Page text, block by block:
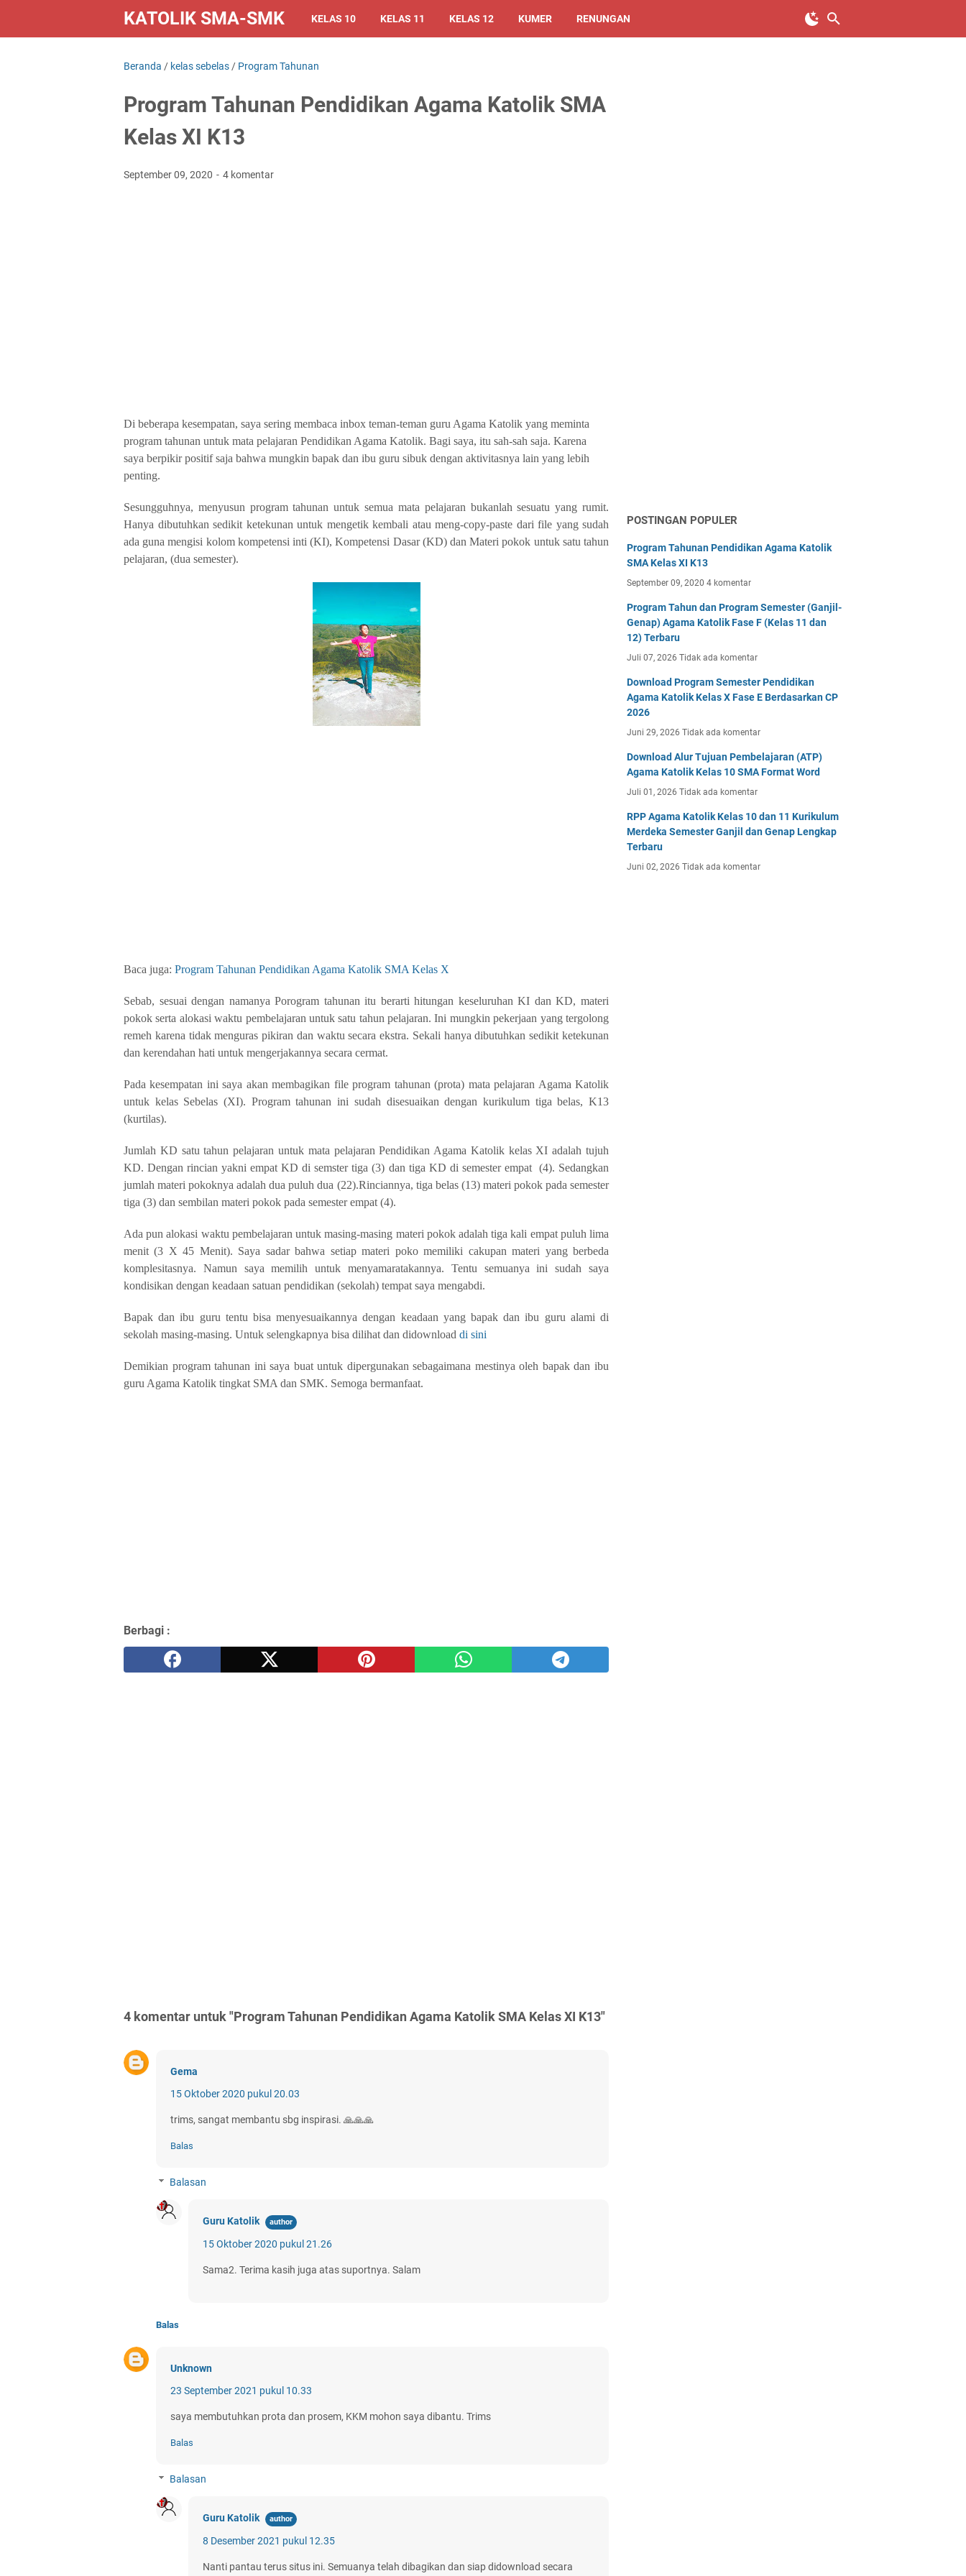
KATOLIK SMA-SMK KELAS 10 KELAS 11 KELAS 12 KUMER RENUNGAN
Beranda / kelas sebelas / Program Tahunan
Program Tahunan Pendidikan Agama Katolik SMA
Kelas XI K13
September 09, 2020 4 komentar
Di beberapa kesempatan, saya sering membaca inbox teman-teman guru Agama Katolik yang meminta
program tahunan untuk mata pelajaran Pendidikan Agama Katolik. Bagi saya, itu sah-sah saja. Karena
saya berpikir positif saja bahwa mungkin bapak dan ibu guru sibuk dengan aktivitasnya lain yang lebih
penting.
Sesungguhnya, menyusun program tahunan untuk semua mata pelajaran bukanlah sesuatu yang rumit.
Hanya dibutuhkan sedikit ketekunan untuk mengetik kembali atau meng-copy-paste dari file yang sudah
ada guna mengisi kolom kompetensi inti (KI), Kompetensi Dasar (KD) dan Materi pokok untuk satu tahun
pelajaran, (dua semester).
Baca juga: Program Tahunan Pendidikan Agama Katolik SMA Kelas X
Sebab, sesuai dengan namanya Porogram tahunan itu berarti hitungan keseluruhan KI dan KD, materi
pokok serta alokasi waktu pembelajaran untuk satu tahun pelajaran. Ini mungkin pekerjaan yang tergolong
remeh karena tidak menguras pikiran dan waktu secara ekstra. Sekali hanya dibutuhkan sedikit ketekunan
dan kerendahan hati untuk mengerjakannya secara cermat.
Pada kesempatan ini saya akan membagikan file program tahunan (prota) mata pelajaran Agama Katolik
untuk kelas Sebelas (XI). Program tahunan ini sudah disesuaikan dengan kurikulum tiga belas, K13
(kurtilas).
Jumlah KD satu tahun pelajaran untuk mata pelajaran Pendidikan Agama Katolik kelas XI adalah tujuh
KD. Dengan rincian yakni empat KD di semster tiga (3) dan tiga KD di semester empat (4). Sedangkan
jumlah materi pokoknya adalah dua puluh dua (22).Rinciannya, tiga belas (13) materi pokok pada semester
tiga (3) dan sembilan materi pokok pada semester empat (4).
Ada pun alokasi waktu pembelajaran untuk masing-masing materi pokok adalah tiga kali empat puluh lima
menit (3 X 45 Menit). Saya sadar bahwa setiap materi poko memiliki cakupan materi yang berbeda
komplesitasnya. Namun saya memilih untuk menyamaratakannya. Tentu semuanya ini sudah saya
kondisikan dengan keadaan satuan pendidikan (sekolah) tempat saya mengabdi.
Bapak dan ibu guru tentu bisa menyesuaikannya dengan keadaan yang bapak dan ibu guru alami di
sekolah masing-masing. Untuk selengkapnya bisa dilihat dan didownload di sini
Demikian program tahunan ini saya buat untuk dipergunakan sebagaimana mestinya oleh bapak dan ibu
guru Agama Katolik tingkat SMA dan SMK. Semoga bermanfaat.
Berbagi :
4 komentar untuk "Program Tahunan Pendidikan Agama Katolik SMA Kelas XI K13"
Gema
15 Oktober 2020 pukul 20.03
trims, sangat membantu sbg inspirasi. 🙏🙏🙏
Balas
Balasan
Guru Katolik
15 Oktober 2020 pukul 21.26
Sama2. Terima kasih juga atas suportnya. Salam
Balas
Unknown
23 September 2021 pukul 10.33
saya membutuhkan prota dan prosem, KKM mohon saya dibantu. Trims
Balas
Balasan
Guru Katolik
8 Desember 2021 pukul 12.35
Nanti pantau terus situs ini. Semuanya telah dibagikan dan siap didownload secara
POSTINGAN POPULER
Program Tahunan Pendidikan Agama Katolik
SMA Kelas XI K13
September 09, 2020 4 komentar
Program Tahun dan Program Semester (Ganjil-
Genap) Agama Katolik Fase F (Kelas 11 dan
12) Terbaru
Juli 07, 2026 Tidak ada komentar
Download Program Semester Pendidikan
Agama Katolik Kelas X Fase E Berdasarkan CP
2026
Juni 29, 2026 Tidak ada komentar
Download Alur Tujuan Pembelajaran (ATP)
Agama Katolik Kelas 10 SMA Format Word
Juli 01, 2026 Tidak ada komentar
RPP Agama Katolik Kelas 10 dan 11 Kurikulum
Merdeka Semester Ganjil dan Genap Lengkap
Terbaru
Juni 02, 2026 Tidak ada komentar